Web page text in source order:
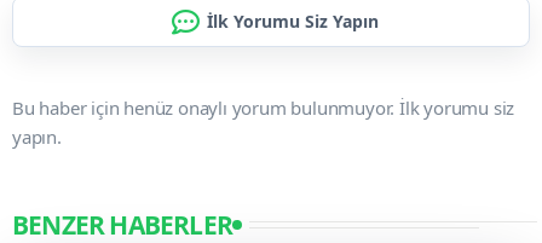
İlk Yorumu Siz Yapın
Bu haber için henüz onaylı yorum bulunmuyor. İlk yorumu siz
yapın.
BENZER HABERLER